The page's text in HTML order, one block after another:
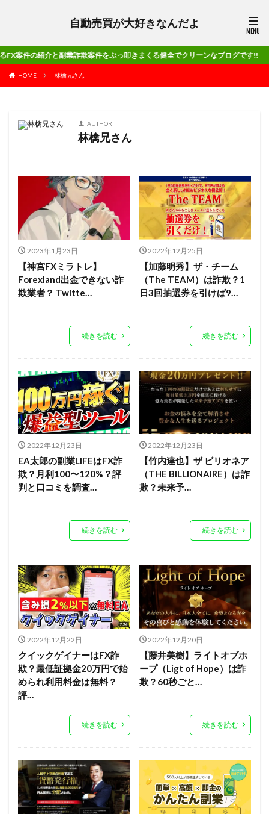
自動売買が大好きなんだよ
業詐欺案件をぶっ叩きまくる健全でクリーンなブログです!!
HOME 林檎兄さん
AUTHOR
林檎兄さん
2023年1月23日
【神宮FXミラトレ】
Forexland出金できない詐
欺業者？ Twitte…
続きを読む
2022年12月25日
【加藤明秀】ザ・チーム
（The TEAM）は詐欺？1
日3回抽選券を引けば9…
続きを読む
2022年12月23日
EA太郎の副業LIFEはFX詐
欺？月利100〜120%？評
判と口コミを調査…
続きを読む
2022年12月23日
【竹内達也】ザ ビリオネア
（THE BILLIONAIRE）は詐
欺？未来予…
続きを読む
2022年12月22日
クイックゲイナーはFX詐
欺？最低証拠金20万円で始
められ利用料金は無料？
評…
続きを読む
2022年12月20日
【藤井美樹】ライトオブホ
ープ（Ligt of Hope）は詐
欺？60秒ごと…
続きを読む